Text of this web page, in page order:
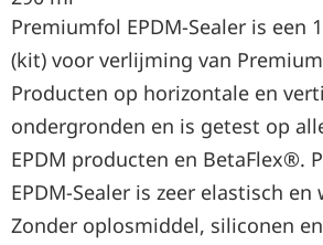
Premiumfol EPDM-Sealer is een
(kit) voor verlijming van
Producten op horizontale en
ondergronden en is getest op
EPDM producten en BetaFlex®.
EPDM-Sealer is zeer elastisch en
Zonder oplosmiddel, siliconen